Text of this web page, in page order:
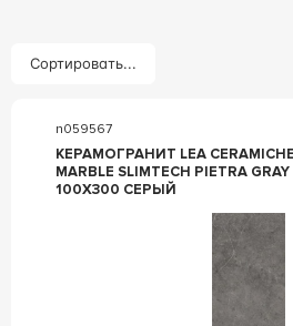
Сортировать...
n059567
КЕРАМОГРАНИТ LEA
MARBLE SLIMTECH PIETRA
100X300 СЕРЫЙ